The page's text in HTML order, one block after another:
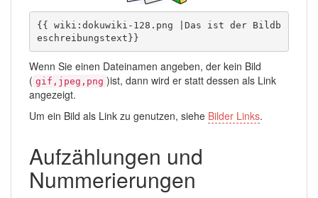
{{ wiki:dokuwiki-128.png |Das ist der Bildb
eschreibungstext}}
Wenn Sie einen Dateinamen angeben, der kein Bild
( gif,jpeg,png )ist, dann wird er statt dessen als Link
angezeigt.
Um ein Bild als Link zu genutzen, siehe Bilder Links.
Aufzählungen und
Nummerierungen